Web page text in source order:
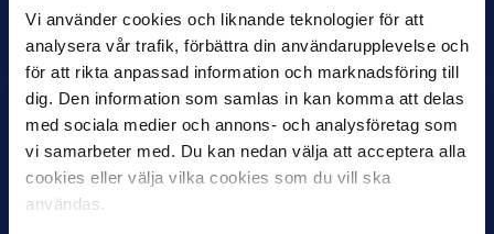
Vi använder cookies och liknande teknologier för att
analysera vår trafik, förbättra din användarupplevelse och
för att rikta anpassad information och marknadsföring till
dig. Den information som samlas in kan komma att delas
med sociala medier och annons- och analysföretag som
vi samarbeter med. Du kan nedan välja att acceptera alla
cookies eller välja vilka cookies som du vill ska
användas.
överlägsna serieledning. Det avspeglas även i nomineringarna